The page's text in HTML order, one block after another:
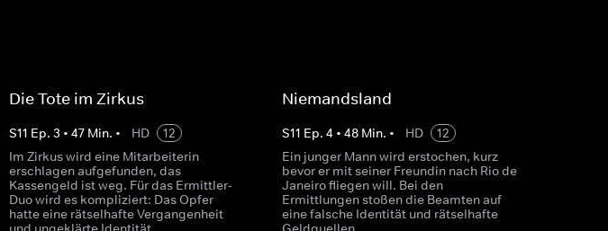
Die Tote im Zirkus
S11 Ep. 3 • 47Min. • HD
12
Im Zirkus wird eine Mitarbeiterin
erschlagen aufgefunden, das
Kassengeld ist weg. Für das Ermittler-
Duo wird es kompliziert: Das Opfer
hatte eine rätselhafte Vergangenheit
Niemandsland
S11 Ep. 4 • 48Min. • HD
12
Ein junger Mann wird erstochen, kurz
bevor er mit seiner Freundin nach Rio de
Janeiro fliegen will. Bei den
Ermittlungen stoßen die Beamten auf
eine falsche Identität und rätselhafte